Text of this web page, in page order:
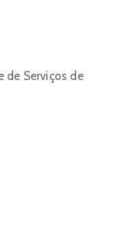
de Serviços de